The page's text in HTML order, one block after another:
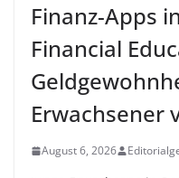
Finanz-Apps
Financial
Erwachsener
August 6, 2026